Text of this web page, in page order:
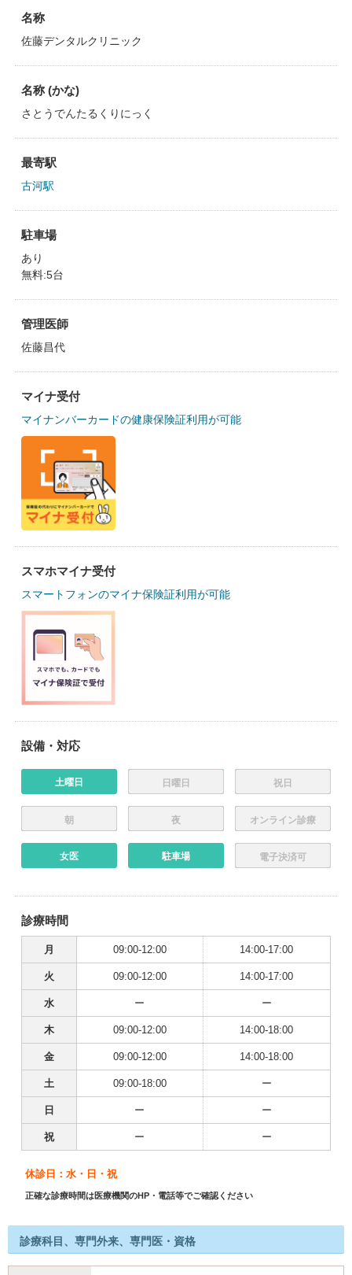
名称
佐藤デンタルクリニック
名称 (かな)
さとうでんたるくりにっく
最寄駅
古河駅
駐車場
あり
無料:5台
管理医師
佐藤昌代
マイナ受付
マイナンバーカードの健康保険証利用が可能
スマホマイナ受付
スマートフォンのマイナ保険証利用が可能
設備・対応
土曜日 日曜日 祝日
朝 夜 オンライン診療
女医 駐車場 電子決済可
診療時間
月 09:00-12:00 14:00-17:00
火 09:00-12:00 14:00-17:00
水 ー ー
木 09:00-12:00 14:00-18:00
金 09:00-12:00 14:00-18:00
土 09:00-18:00 ー
日 ー ー
祝 ー ー
休診日：水・日・祝
正確な診療時間は医療機関のHP・電話等でご確認ください
診療科目、専門外来、専門医・資格